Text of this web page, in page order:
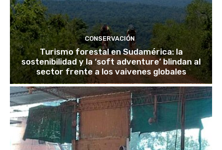
CONSERVACIÓN
Turismo forestal en Sudamérica: la
sostenibilidad y la ‘soft adventure’ blindan al
sector frente a los vaivenes globales